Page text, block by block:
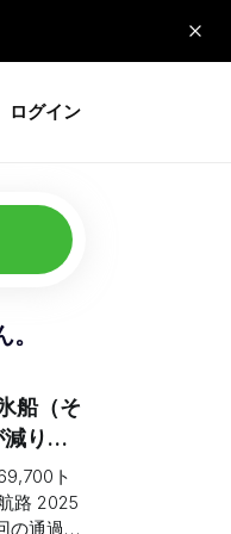
ログイン
船（そ
り続
ト
路 2025
の通過。